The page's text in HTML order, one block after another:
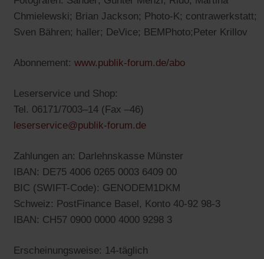
Chmielewski; Brian Jackson; Photo-K; contrawerkstatt;
Sven Bähren; haller; DeVice; BEMPhoto;Peter Krillov
Abonnement: www.publik-forum.de/abo(Öffnet
Leserservice und Shop:
Tel. 06171/7003–14 (Fax –46)
leserservice@publik-forum.de(Öffnet
einem
neuen
Tab)
Zahlungen an: Darlehnskasse Münster
IBAN: DE75 4006 0265 0003 6409 00
BIC (SWIFT-Code): GENODEM1DKM
Schweiz: PostFinance Basel, Konto 40-92 98-3
IBAN: CH57 0900 0000 4000 9298 3
Erscheinungsweise: 14-täglich